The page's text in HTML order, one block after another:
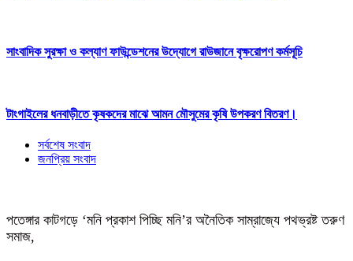
সাংবাদিক সুরক্ষা ও কল্যাণ ফাউন্ডেশনের উদ্যোগে রাউজানে বৃক্ষরোপণ কর্মসূচি
টাংগাইলের ধনবাড়ীতে কৃষকদের মাঝে আমন মৌসুমের কৃষি উপকরণ বিতরণ।
সর্বশেষ সংবাদ
জনপ্রিয় সংবাদ
পতেঙ্গার কাটগড়ে ‘মনি প্রকাশ পিচ্ছি মনি’র অনৈতিক সাম্রাজ্যে পথভ্রষ্ট তরুণ
সমাজ,